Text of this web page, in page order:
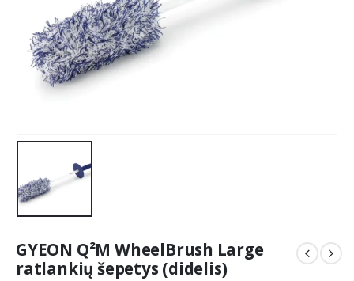
GYEON Q²M WheelBrush Large
ratlankių šepetys (didelis)